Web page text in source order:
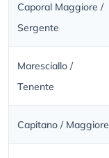
Caporal Maggiore /
Sergente
Maresciallo /
Tenente
Capitano / Maggiore